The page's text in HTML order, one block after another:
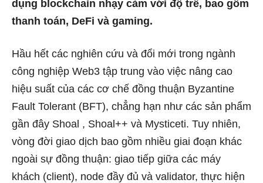
dụng blockchain nhạy cảm với độ trễ, bao gồm
thanh toán, DeFi và gaming.
Hầu hết các nghiên cứu và đổi mới trong ngành
công nghiệp Web3 tập trung vào việc nâng cao
hiệu suất của các cơ chế đồng thuận Byzantine
Fault Tolerant (BFT), chẳng hạn như các sản phẩm
gần đây Shoal , Shoal++ và Mysticeti. Tuy nhiên,
vòng đời giao dịch bao gồm nhiều giai đoạn khác
ngoài sự đồng thuận: giao tiếp giữa các máy
khách (client), node đầy đủ và validator, thực hiện